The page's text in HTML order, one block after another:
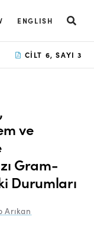
ENGLISH
CILT 6, SAYI 3
ve
Gram-
Durumları
Arıkan